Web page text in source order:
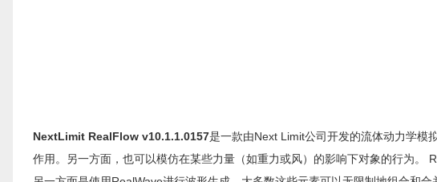
NextLimit RealFlow v10.1.1.0157是一款由Next Limit公司开发的流体动力学模
作用。另一方面，也可以模仿在某些力量（如重力或风）的影响下对象的行为。